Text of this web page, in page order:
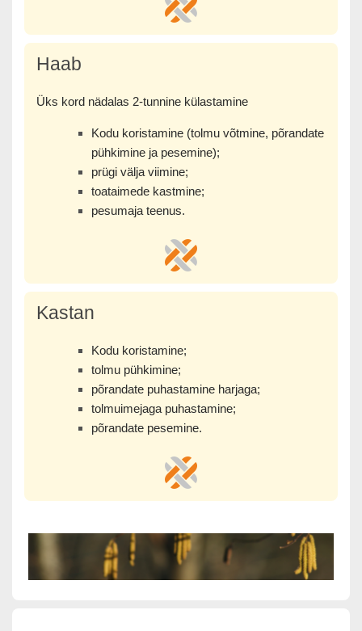
Haab
Üks kord nädalas 2-tunnine külastamine
Kodu koristamine (tolmu võtmine, põrandate
pühkimine ja pesemine);
prügi välja viimine;
toataimede kastmine;
pesumaja teenus.
Kastan
Kodu koristamine;
tolmu pühkimine;
põrandate puhastamine harjaga;
tolmuimejaga puhastamine;
põrandate pesemine.